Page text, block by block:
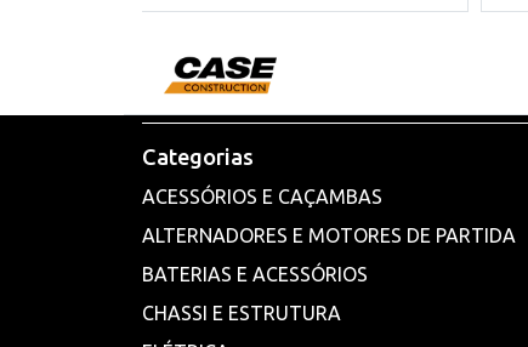
Categorias
ACESSÓRIOS E CAÇAMBAS
ALTERNADORES E MOTORES DE PARTIDA
BATERIAS E ACESSÓRIOS
CHASSI E ESTRUTURA